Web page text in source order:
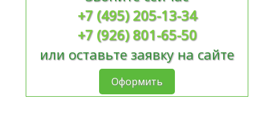
+7 (495) 205-13-34
+7 (926) 801-65-50
или оставьте заявку на сайте
Оформить